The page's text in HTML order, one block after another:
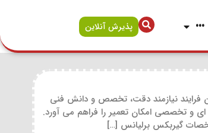
••• پذیرش آنلاین
فرایند نیازمند دقت، تخصص و دانش فنی
و تخصصی امکان تعمیر را فراهم می آورد.
گیربکس برلیانس […]